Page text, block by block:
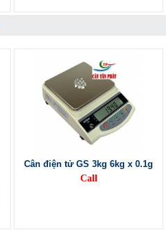
Cân điện tử GS 3kg 6kg x 0.1g
Call